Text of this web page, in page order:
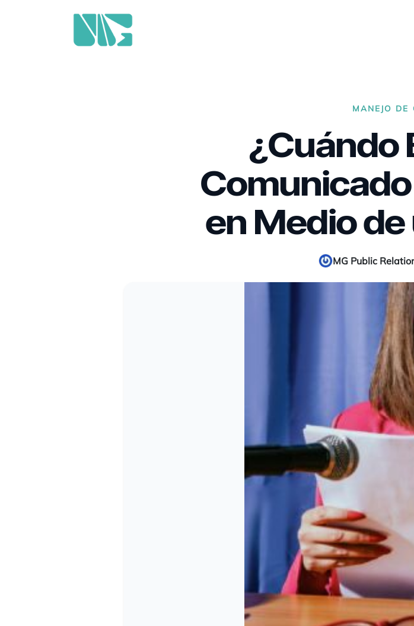
MANEJO DE
¿Cuándo
en Medio
MG Public